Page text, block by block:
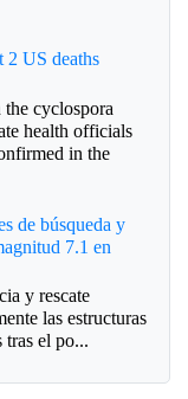
2 US deaths
cyclospora
health officials
in the
de búsqueda y
7.1 en
y rescate
las estructuras
tras el po...